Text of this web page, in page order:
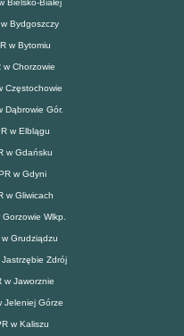
Bielsko-Białej
Bydgoszczy
w Bytomiu
Chorzowie
Częstochowie
Dąbrowie Gór.
w Elblągu
w Gdańsku
w Gdyni
w Gliwicach
Wlkp.
Grudziądzu
Zdrój
w Jaworznie
Jeleniej Górze
w Kaliszu